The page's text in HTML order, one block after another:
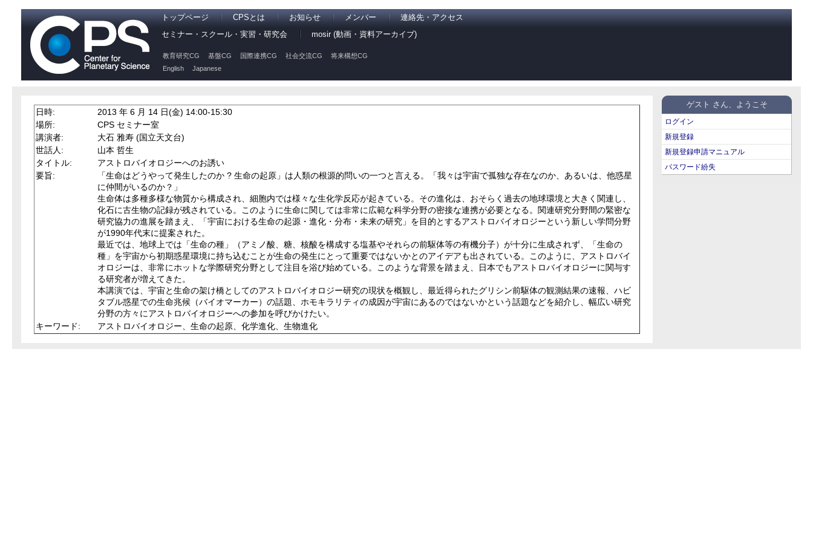
トップページ CPSとは お知らせ メンバー
連絡先・アクセス
セミナー・スクール・実習・研究会
mosir (動画・資料アーカイブ)
教育研究CG 基盤CG 国際連携CG 社会交流CG
将来構想CG
English
Japanese
ゲスト さん、ようこそ
ログイン
新規登録
新規登録申請マニュアル
パスワード紛失
日時:
2013 年 6 月 14 日(金) 14:00-15:30
場所:
CPS セミナー室
講演者:
大石 雅寿 (国立天文台)
世話人:
山本 哲生
タイトル:
アストロバイオロジーへのお誘い
要旨:
「生命はどうやって発生したのか ? 生命の起原」は人類の根源的問いの一つと言える。「我々は宇宙で孤独な存在なのか、あるいは、他惑星
に仲間がいるのか？」
生命体は多種多様な物質から構成され、細胞内では様々な生化学反応が起きている。その進化は、おそらく過去の地球環境と大きく関連し、
化石に古生物の記録が残されている。このように生命に関しては非常に広範な科学分野の密接な連携が必要となる。関連研究分野間の緊密な
研究協力の進展を踏まえ、「宇宙における生命の起源・進化・分布・未来の研究」を目的とするアストロバイオロジーという新しい学問分野
が1990年代末に提案された。
最近では、地球上では「生命の種」（アミノ酸、糖、核酸を構成する塩基やそれらの前駆体等の有機分子）が十分に生成されず、「生命の
種」を宇宙から初期惑星環境に持ち込むことが生命の発生にとって重要ではないかとのアイデアも出されている。このように、アストロバイ
オロジーは、非常にホットな学際研究分野として注目を浴び始めている。このような背景を踏まえ、日本でもアストロバイオロジーに関与す
る研究者が増えてきた。
本講演では、宇宙と生命の架け橋としてのアストロバイオロジー研究の現状を概観し、最近得られたグリシン前駆体の観測結果の速報、ハビ
タブル惑星での生命兆候（バイオマーカー）の話題、ホモキラリティの成因が宇宙にあるのではないかという話題などを紹介し、幅広い研究
分野の方々にアストロバイオロジーへの参加を呼びかけたい。
キーワード:
アストロバイオロジー、生命の起原、化学進化、生物進化